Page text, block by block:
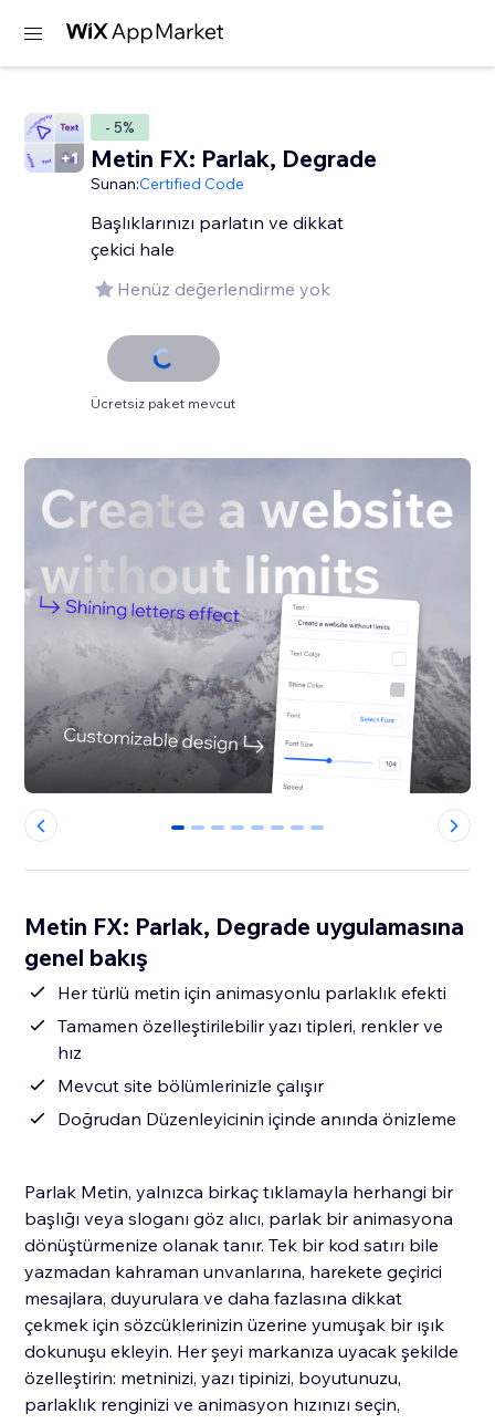
- 5%
Metin FX: Parlak, Degrade
Sunan:Certified Code
Başlıklarınızı parlatın ve dikkat
çekici hale
Henüz değerlendirme yok
Ücretsiz paket mevcut
0 1 2 3 4 5 6 7
Metin FX: Parlak, Degrade uygulamasına
genel bakış
Her türlü metin için animasyonlu parlaklık efekti
Tamamen özelleştirilebilir yazı tipleri, renkler ve
hız
Mevcut site bölümlerinizle çalışır
Doğrudan Düzenleyicinin içinde anında önizleme
Parlak Metin, yalnızca birkaç tıklamayla herhangi bir
başlığı veya sloganı göz alıcı, parlak bir animasyona
dönüştürmenize olanak tanır. Tek bir kod satırı bile
yazmadan kahraman unvanlarına, harekete geçirici
mesajlara, duyurulara ve daha fazlasına dikkat
çekmek için sözcüklerinizin üzerine yumuşak bir ışık
dokunuşu ekleyin. Her şeyi markanıza uyacak şekilde
özelleştirin: metninizi, yazı tipinizi, boyutunuzu,
parlaklık renginizi ve animasyon hızınızı seçin,